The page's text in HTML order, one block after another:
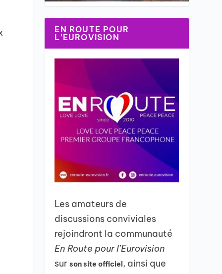
EN ROUTE POUR
L’EUROVISION
Les amateurs de
discussions conviviales
rejoindront la communauté
En Route pour l’Eurovision
surson site officiel, ainsi que